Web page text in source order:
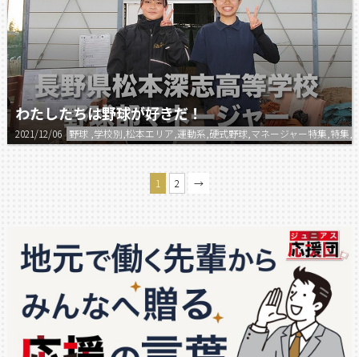
わたしたちは野球が好きだ！
2021/12/06 野球 ,学校別,松本エリア,運動系,硬式野球,マネージャー特集,特集,
1 2 →